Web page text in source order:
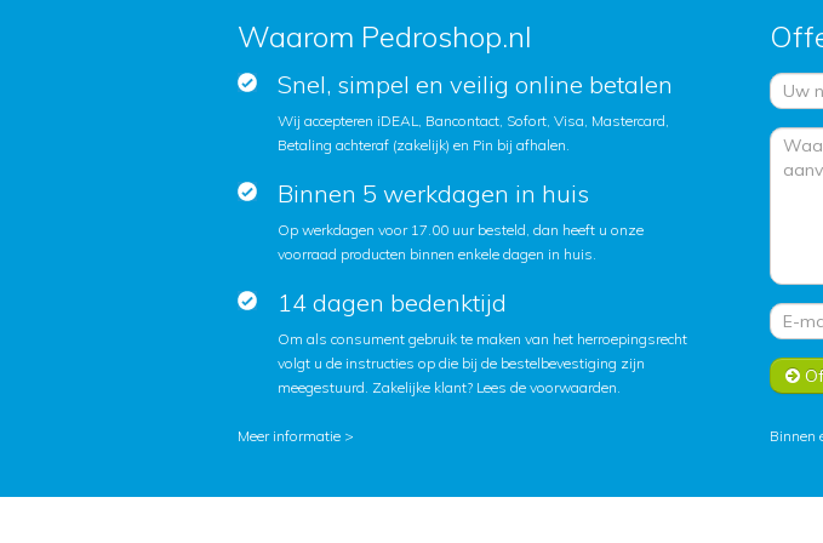
Waarom Pedroshop.nl
Snel, simpel en veilig online betalen
Wij accepteren iDEAL, Bancontact, Sofort, Visa, Mastercard,
Betaling achteraf (zakelijk) en Pin bij afhalen.
Binnen 5 werkdagen in huis
Op werkdagen voor 17.00 uur besteld, dan heeft u onze
voorraad producten binnen enkele dagen in huis.
14 dagen bedenktijd
Om als consument gebruik te maken van het herroepingsrecht
volgt u de instructies op die bij de bestelbevestiging zijn
meegestuurd. Zakelijke klant? Lees de voorwaarden.
Meer informatie > Binnen